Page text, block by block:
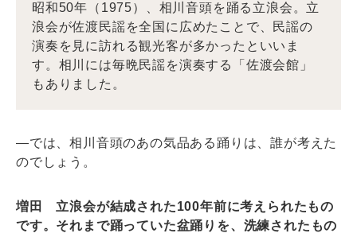
昭和50年（1975）、相川音頭を踊る立浪会。立
浪会が佐渡民謡を全国に広めたことで、民謡の
演奏を見に訪れる観光客が多かったといいま
す。相川には毎晩民謡を演奏する「佐渡会館」
もありました。
―では、相川音頭のあの気品ある踊りは、誰が考えた
のでしょう。
増田 立浪会が結成された100年前に考えられたもの
です。それまで踊っていた盆踊りを、洗練されたもの